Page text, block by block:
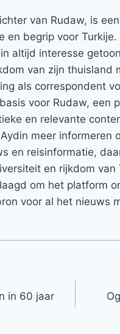
van Rudaw, is
en begrip voor
altijd interesse
van zijn thuisland
als correspondent
voor Rudaw, een
en relevante
meer informeren
en reisinformatie,
en rijkdom van
om het platform
voor al het nieuws
in 60 jaar